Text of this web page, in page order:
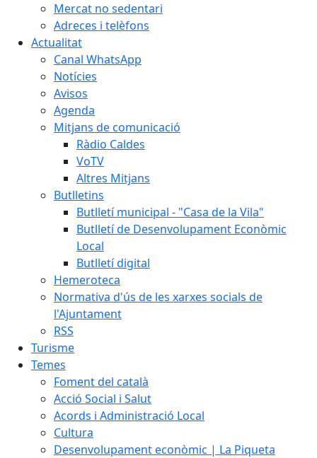
Mercat no sedentari
Adreces i telèfons
Actualitat
Canal WhatsApp
Notícies
Avisos
Agenda
Mitjans de comunicació
Ràdio Caldes
VoTV
Altres Mitjans
Butlletins
Butlletí municipal - "Casa de la Vila"
Butlletí de Desenvolupament Econòmic
Local
Butlletí digital
Hemeroteca
Normativa d'ús de les xarxes socials de
l'Ajuntament
RSS
Turisme
Temes
Foment del català
Acció Social i Salut
Acords i Administració Local
Cultura
Desenvolupament econòmic | La Piqueta